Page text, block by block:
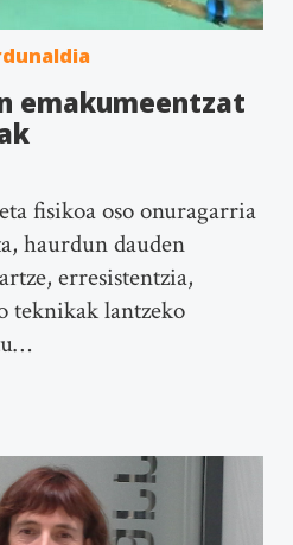
emakumeentzat
fisikoa oso onuragarria
haurdun dauden
erresistentzia,
teknikak lantzeko